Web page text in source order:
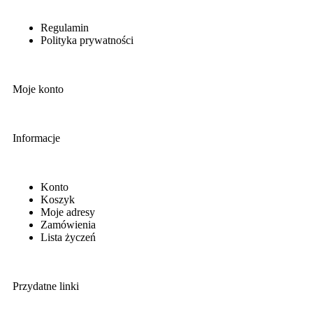
Regulamin
Polityka prywatności
Moje konto
Informacje
Konto
Koszyk
Moje adresy
Zamówienia
Lista życzeń
Przydatne linki